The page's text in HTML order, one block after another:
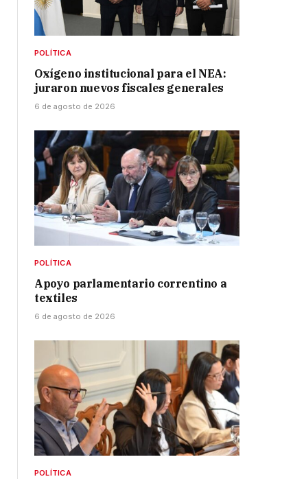
POLÍTICA
Oxígeno institucional para el NEA:
juraron nuevos fiscales generales
6 de agosto de 2026
POLÍTICA
Apoyo parlamentario correntino a
textiles
6 de agosto de 2026
POLÍTICA